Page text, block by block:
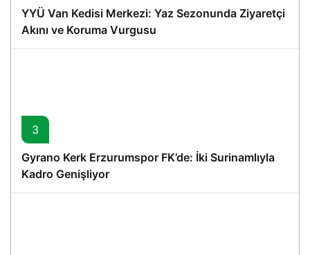
YYÜ Van Kedisi Merkezi: Yaz Sezonunda Ziyaretçi
Akını ve Koruma Vurgusu
3
Gyrano Kerk Erzurumspor FK’de: İki Surinamlıyla
Kadro Genişliyor